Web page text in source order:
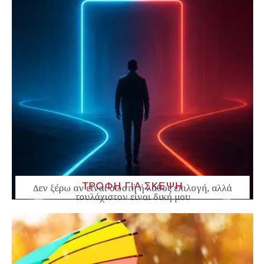
ΤΡΟΦΗ ΓΙΑ ΣΚΕΨΗ
Δεν ξέρω αν είναι σωστή ή λάθος επιλογή, αλλά
τουλάχιστον είναι δική μου